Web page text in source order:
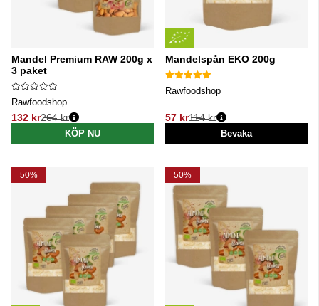
Mandel Premium RAW 200g x
3 paket
Rawfoodshop
132 kr
Ordinarie pris:
264 kr
KÖP NU
Mandelspån EKO 200g
Rawfoodshop
57 kr
Ordinarie pris:
114 kr
Bevaka
50% 50%